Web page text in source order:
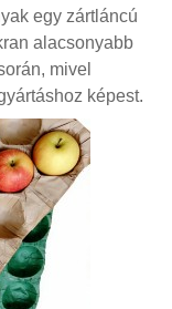
egy zártláncú
alacsonyabb
mivel
képest.